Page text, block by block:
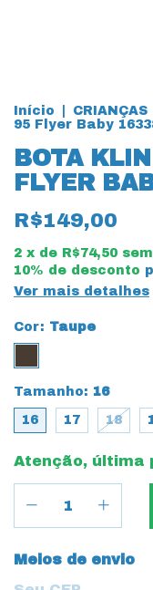
Início CRIANÇAS
95 Flyer Baby
BOTA
FLYER
R$149,00
2 x de R$74,50
10% de desconto
Ver mais detalhes
Cor: Taupe
Tamanho: 16
16 17 18
Atenção, última
Entregas para o
Meios de envio